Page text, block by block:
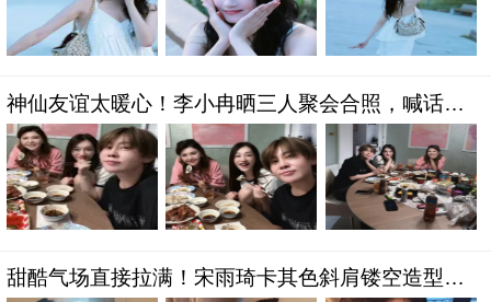
神仙友谊太暖心！李小冉晒三人聚会合照，喊话好
友常相聚治愈满满
甜酷气场直接拉满！宋雨琦卡其色斜肩镂空造型，